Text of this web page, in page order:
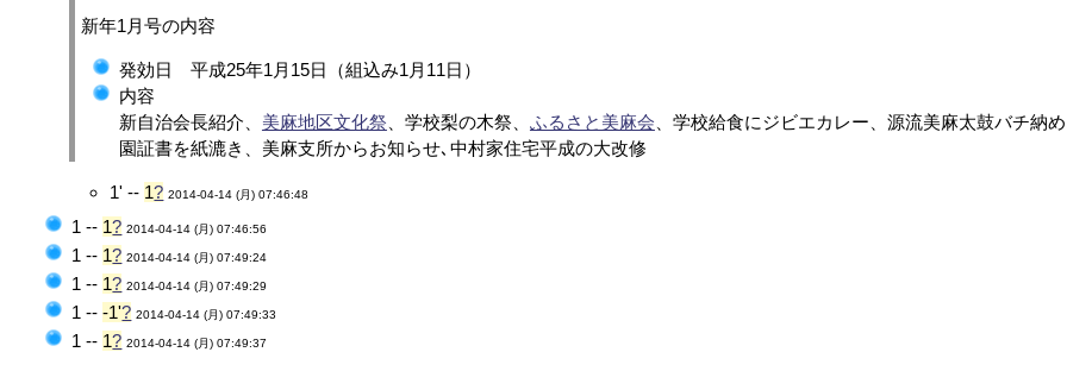
新年1月号の内容
発効日 平成25年1月15日（組込み1月11日）
内容
新自治会長紹介、 美麻地区文化祭 、学校梨の木祭、 ふるさと美麻会 、学校給食にジビエカレー、源流美麻太鼓バチ納め
園証書を紙漉き、美麻支所からお知らせ､中村家住宅平成の大改修
1' -- 1? 2014-04-14 (月) 07:46:48
1 -- 1? 2014-04-14 (月) 07:46:56
1 -- 1? 2014-04-14 (月) 07:49:24
1 -- 1? 2014-04-14 (月) 07:49:29
1 ---1'? 2014-04-14 (月) 07:49:33
1 -- 1? 2014-04-14 (月) 07:49:37